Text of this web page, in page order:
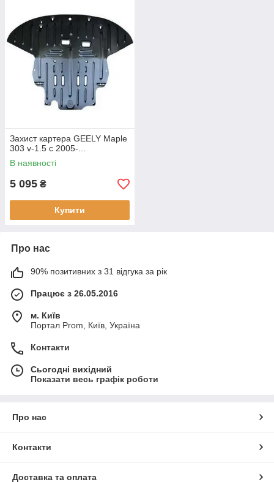
Захист картера GEELY Maple
303 v-1.5 c 2005-...
В наявності
5 095 ₴
Купити
Про нас
90% позитивних з 31 відгука за рік
Працює з 26.05.2016
м. Київ
Портал Prom, Київ, Україна
Контакти
Сьогодні вихідний
Показати весь графік роботи
Про нас
Контакти
Доставка та оплата